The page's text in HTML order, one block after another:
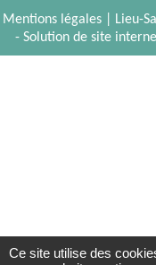
Mentions légales | Lieu-
- Solution de site
Ce site utilise des